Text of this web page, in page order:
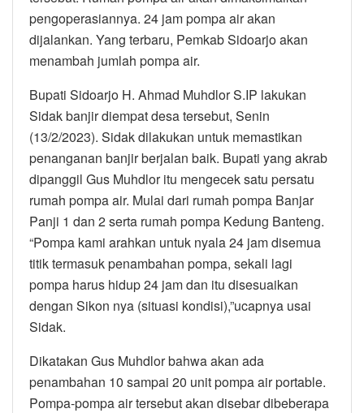
pengoperasiannya. 24 jam pompa air akan
dijalankan. Yang terbaru, Pemkab Sidoarjo akan
menambah jumlah pompa air.
Bupati Sidoarjo H. Ahmad Muhdlor S.IP lakukan
Sidak banjir diempat desa tersebut, Senin
(13/2/2023). Sidak dilakukan untuk memastikan
penanganan banjir berjalan baik. Bupati yang akrab
dipanggil Gus Muhdlor itu mengecek satu persatu
rumah pompa air. Mulai dari rumah pompa Banjar
Panji 1 dan 2 serta rumah pompa Kedung Banteng.
“Pompa kami arahkan untuk nyala 24 jam disemua
titik termasuk penambahan pompa, sekali lagi
pompa harus hidup 24 jam dan itu disesuaikan
dengan Sikon nya (situasi kondisi),”ucapnya usai
Sidak.
Dikatakan Gus Muhdlor bahwa akan ada
penambahan 10 sampai 20 unit pompa air portable.
Pompa-pompa air tersebut akan disebar dibeberapa